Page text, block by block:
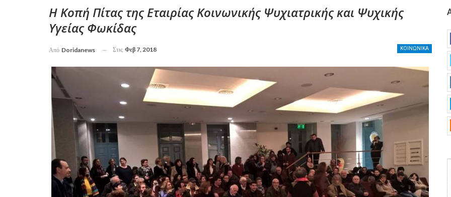
Η Κοπή Πίτας της Εταιρίας Κοινωνικής Ψυχιατρικής και Ψυχικής
Υγείας Φωκίδας
ΚΟΙΝΩΝΙΚΑ
Από Doridanews Στις Φεβ 7, 2018